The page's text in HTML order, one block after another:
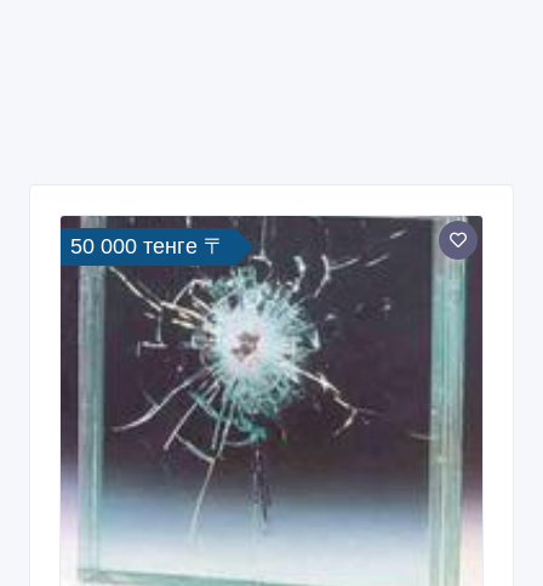
50 000 тенге 〒